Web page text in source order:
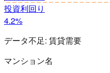
投資利回り
4.2%
データ不足: 賃貸需要
マンション名